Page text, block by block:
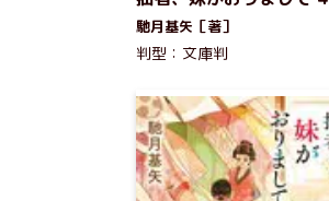
馳月基矢［著］
判型：文庫判